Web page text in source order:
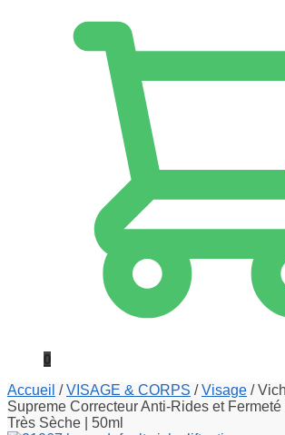
0
Accueil /VISAGE & CORPS /Visage /
Supreme Correcteur Anti-Rides et
Très Sèche | 50ml